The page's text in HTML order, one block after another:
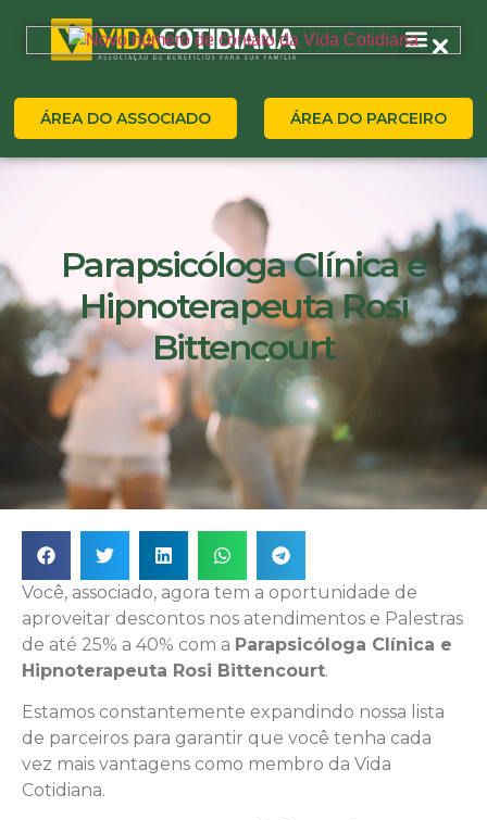
ÁREA DO ASSOCIADO ÁREA DO PARCEIRO
Parapsicóloga Clínica e
Hipnoterapeuta Rosi
Bittencourt
Você, associado, agora tem a oportunidade de
aproveitar descontos nos atendimentos e Palestras
de até 25% a 40% com a Parapsicóloga Clínica e
Hipnoterapeuta Rosi Bittencourt.
Estamos constantemente expandindo nossa lista
de parceiros para garantir que você tenha cada
vez mais vantagens como membro da Vida
Cotidiana.